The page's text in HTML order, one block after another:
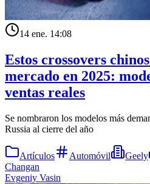
14 ene. 14:08
Estos crossovers
mercado en 2025:
ventas reales
Se nombraron los modelos más
Russia al cierre del año
Artículos Automóvil Geely
Changan
Evgeniy Vasin